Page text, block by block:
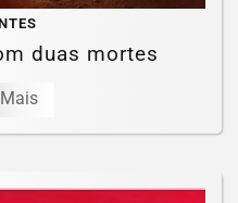
duas mortes